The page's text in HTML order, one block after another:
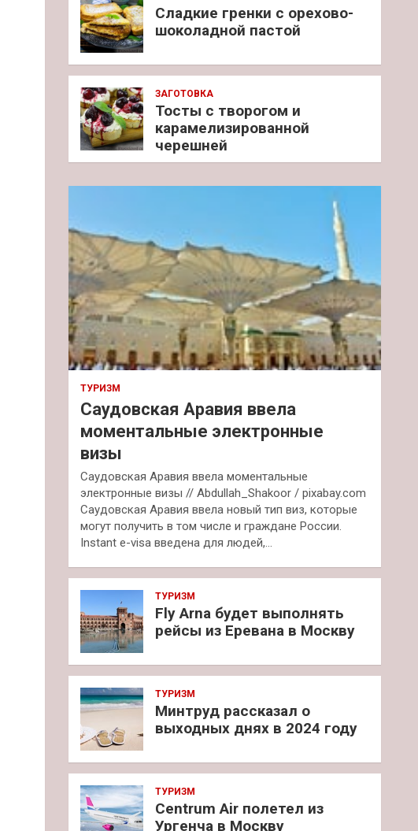
Сладкие гренки с орехово-
шоколадной пастой
ЗАГОТОВКА
Тосты с творогом и
карамелизированной
черешней
ТУРИЗМ
Саудовская Аравия ввела
моментальные электронные
визы
Саудовская Аравия ввела моментальные
электронные визы // Abdullah_Shakoor / pixabay.com
Саудовская Аравия ввела новый тип виз, которые
могут получить в том числе и граждане России.
Instant e-visa введена для людей,…
ТУРИЗМ
Fly Arna будет выполнять
рейсы из Еревана в Москву
ТУРИЗМ
Минтруд рассказал о
выходных днях в 2024 году
ТУРИЗМ
Centrum Air полетел из
Ургенча в Москву